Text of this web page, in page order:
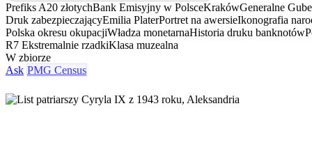
Prefiks A20 złotychBank Emisyjny w PolsceKrakówGeneralne
Druk zabezpieczającyEmilia PlaterPortret na awersieIkonografia
Polska okresu okupacjiWładza monetarnaHistoria druku banknotów
R7 Ekstremalnie rzadkiKlasa muzealna
W zbiorze
Ask PMG Census